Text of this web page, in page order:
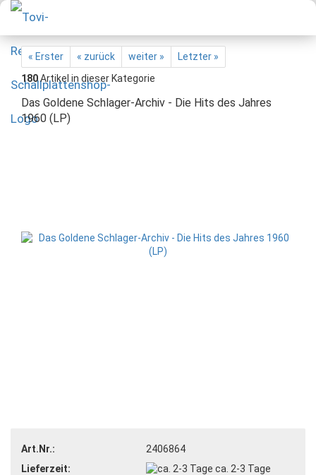
« Erster « zurück weiter »
Letzter »
180Artikel in dieser Kategorie
Das Goldene Schlager-Archiv - Die Hits des Jahres
1960 (LP)
Art.Nr.:
2406864
Lieferzeit:
ca. 2-3 Tage